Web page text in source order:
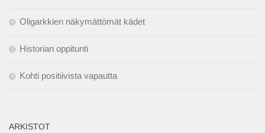
Oligarkkien näkymättömät kädet
Historian oppitunti
Kohti positiivista vapautta
ARKISTOT